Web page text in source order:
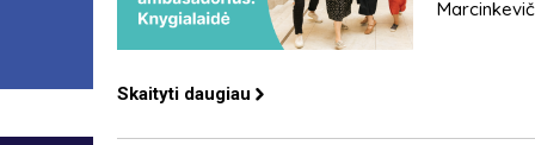
Skaityti daugiau